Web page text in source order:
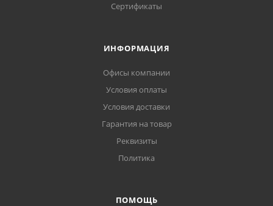
Сертификаты
ИНФОРМАЦИЯ
Офисы компании
Условия оплаты
Условия доставки
Гарантия на товар
Реквизиты
Политика
ПОМОЩЬ